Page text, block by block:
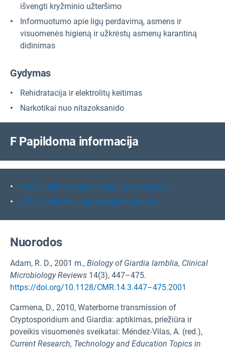
išvengti kryžminio užteršimo
Informuotumo apie ligų perdavimą, asmens ir
visuomenės higieną ir užkrėstų asmenų karantiną
didinimas
Gydymas
Rehidratacija ir elektrolitų keitimas
Narkotikai nuo nitazoksanido
FPapildoma informacija
ECDC metinės epidemiologinės ataskaitos
ECDC infekcinių ligų stebėjimo atlasas
Nuorodos
Adam, R. D., 2001 m., Biology of Giardia lamblia, Clinical
Microbiology Reviews 14(3), 447–475.
https://doi.org/10.1128/CMR.14.3.447–475.2001
Carmena, D., 2010, Waterborne transmission of
Cryptosporidium and Giardia: aptikimas, priežiūra ir
poveikis visuomenės sveikatai: Méndez-Vilas, A. (red.),
Current Research, Technology and Education Topics in